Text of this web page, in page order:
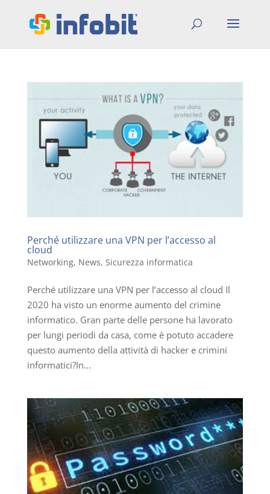
Perché utilizzare una VPN per l’accesso al
cloud
Networking, News, Sicurezza informatica
Perché utilizzare una VPN per l’accesso al cloud Il
2020 ha visto un enorme aumento del crimine
informatico. Gran parte delle persone ha lavorato
per lungi periodi da casa, come è potuto accadere
questo aumento della attività di hacker e crimini
informatici?In...